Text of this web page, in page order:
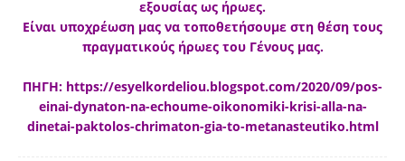
εξουσίας ως ήρωες.
Είναι υποχρέωση μας να τοποθετήσουμε στη θέση τους
πραγματικούς ήρωες του Γένους μας.
ΠΗΓΗ: https://esyelkordeliou.blogspot.com/2020/09/pos-
einai-dynaton-na-echoume-oikonomiki-krisi-alla-na-
dinetai-paktolos-chrimaton-gia-to-metanasteutiko.html